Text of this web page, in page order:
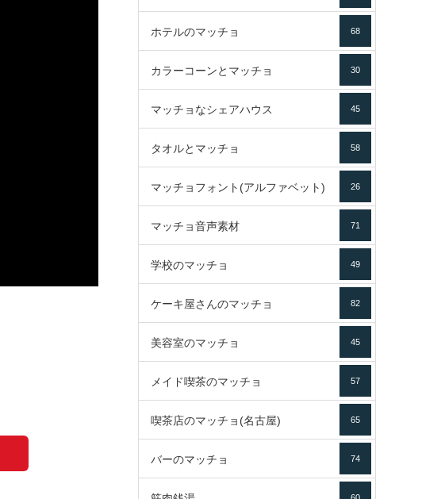
ホテルのマッチョ 68
カラーコーンとマッチョ 30
マッチョなシェアハウス 45
タオルとマッチョ 58
マッチョフォント(アルファベット) 26
マッチョ音声素材 71
学校のマッチョ 49
ケーキ屋さんのマッチョ 82
美容室のマッチョ 45
メイド喫茶のマッチョ 57
喫茶店のマッチョ(名古屋) 65
バーのマッチョ 74